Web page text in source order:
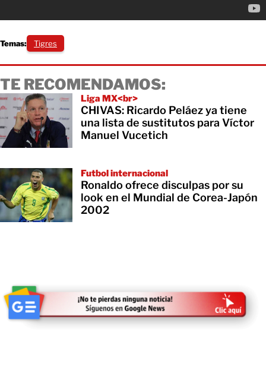
Temas: Tigres
TE RECOMENDAMOS:
Liga MX<br>
CHIVAS: Ricardo Peláez ya tiene
una lista de sustitutos para Víctor
Manuel Vucetich
Futbol internacional
Ronaldo ofrece disculpas por su
look en el Mundial de Corea-Japón
2002